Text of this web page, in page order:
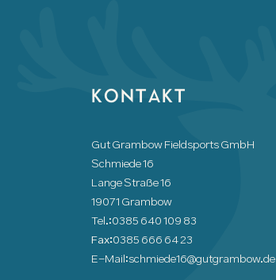
KONTAKT
Gut Grambow Fieldsports GmbH
Schmiede 16
Lange Straße 16
19071 Grambow
Tel.:0385 640 109 83
Fax:0385 666 64 23
E-Mail:schmiede16@gutgrambow.de